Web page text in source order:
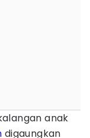
anak
digaungkan